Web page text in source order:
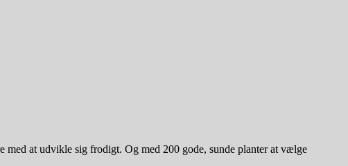
med at udvikle sig frodigt. Og med 200 gode, sunde planter at vælge